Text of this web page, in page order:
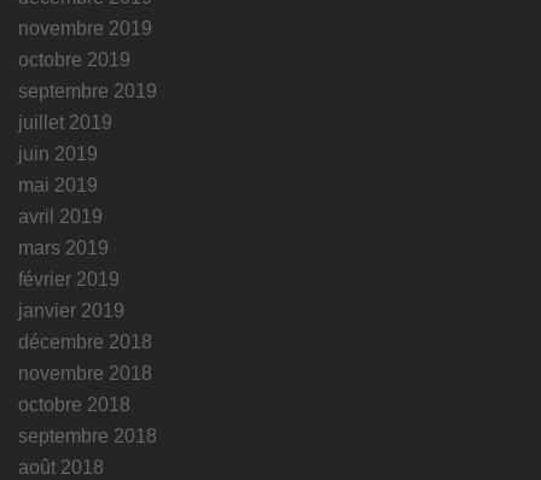
novembre 2019
octobre 2019
septembre 2019
juillet 2019
juin 2019
mai 2019
avril 2019
mars 2019
février 2019
janvier 2019
décembre 2018
novembre 2018
octobre 2018
septembre 2018
août 2018